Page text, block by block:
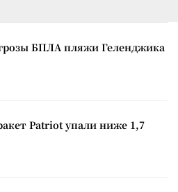
БПЛА пляжи Геленджика
Patriot упали ниже 1,7